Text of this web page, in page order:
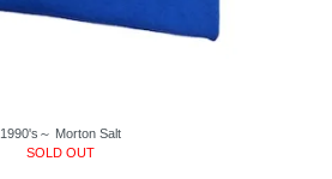
1990's～ Morton Salt
SOLD OUT